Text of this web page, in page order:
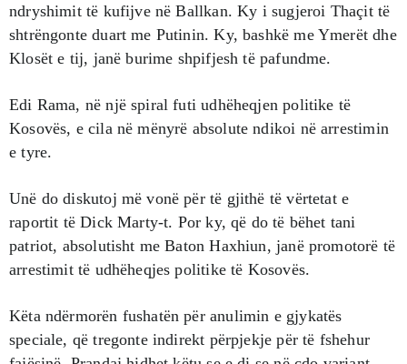
ndryshimit të kufijve në Ballkan. Ky i sugjeroi Thaçit të
shtrëngonte duart me Putinin. Ky, bashkë me Ymerët dhe
Klosët e tij, janë burime shpifjesh të pafundme.
Edi Rama, në një spiral futi udhëheqjen politike të
Kosovës, e cila në mënyrë absolute ndikoi në arrestimin
e tyre.
Unë do diskutoj më vonë për të gjithë të vërtetat e
raportit të Dick Marty-t. Por ky, që do të bëhet tani
patriot, absolutisht me Baton Haxhiun, janë promotorë të
arrestimit të udhëheqjes politike të Kosovës.
Këta ndërmorën fushatën për anulimin e gjykatës
speciale, që tregonte indirekt përpjekje për të fshehur